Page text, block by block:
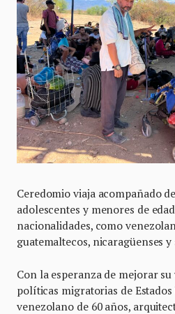
Ceredomio viaja acompañado
adolescentes y menores de
nacionalidades, como
guatemaltecos, nicaragüenses
Con la esperanza de mejorar
políticas migratorias de
venezolano de 60 años,